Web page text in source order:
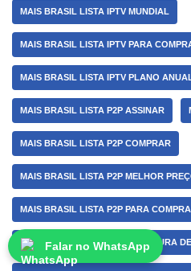
MAIS BRASIL LISTA IPTV MUNDIAL
MAIS BRASIL LISTA IPTV PARA
MAIS BRASIL LISTA IPTV PLANO
MAIS BRASIL LISTA P2P ASSINAR
MAIS BRASIL LISTA P2P COMPRAR
MAIS BRASIL LISTA P2P MELHOR
MAIS BRASIL LISTA P2P PARA
MAIS BRASIL MELHOR ASSINATURA
Falar no WhatsApp